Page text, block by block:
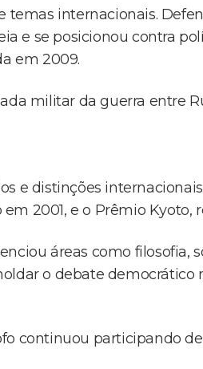
internacionais.
e se posicionou contra
em 2009.
militar da guerra entre
e distinções
2001, e o Prêmio Kyoto,
áreas como filosofia,
o debate democrático
continuou participando